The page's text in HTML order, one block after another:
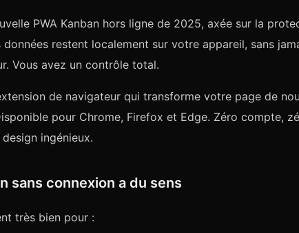
PWA Kanban hors ligne de 2025, axée sur la
restent localement sur votre appareil, sans
Vous avez un contrôle total.
de navigateur qui transforme votre page de
pour Chrome, Firefox et Edge. Zéro compte,
ingénieux.
sans connexion a du sens
très bien pour :